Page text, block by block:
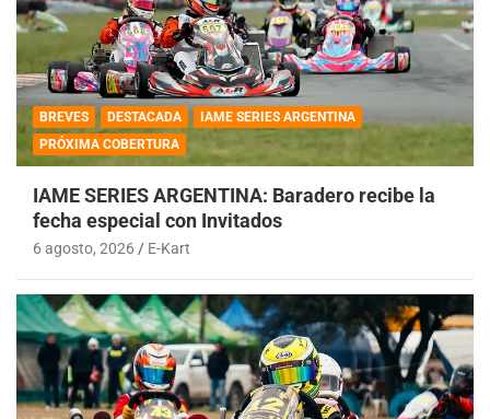
BREVES DESTACADA
IAME SERIES ARGENTINA
PRÓXIMA COBERTURA
IAME SERIES ARGENTINA: Baradero recibe la
fecha especial con Invitados
6 agosto, 2026 E-Kart